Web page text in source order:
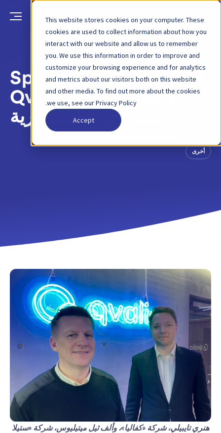
This website stores cookies on your computer. These
cookies are used to collect information about how you
interact with our website and allow us to remember
you. We use this information in order to improve and
customize your browsing experience and for analytics
and metrics about our visitors both on this website
and other media. To find out more about the cookies
we use, see our Privacy Policy.
Accept
العودةمنشور مدونة 23 يناير 2024
Stella Capital وSpiltan
Invest تدعمان Qvalia
ضمن جولة استثمارية
أخرى
هنري تايبيلي، شركة «كفاليا»، وألف ثيل ميتيليوس، شركة «ستيلا